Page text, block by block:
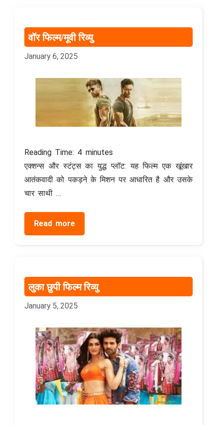
वॉर फिल्म/मूवी रिव्यु
January 6, 2025
Reading Time: 4 minutes
एक्शन्स और स्टंट्स का युद्ध प्लॉट: यह फिल्म एक खूंखार
आतंकवादी को पकड़ने के मिशन पर आधारित है और उसके
चार साथी …
Read more
लुका छुपी फिल्म रिव्यु
January 5, 2025